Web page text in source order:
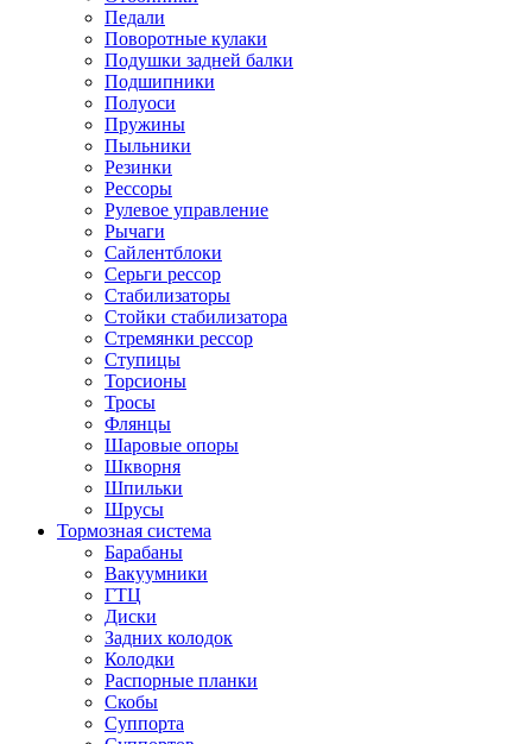
Педали
Поворотные кулаки
Подушки задней балки
Подшипники
Полуоси
Пружины
Пыльники
Резинки
Рессоры
Рулевое управление
Рычаги
Сайлентблоки
Серьги рессор
Стабилизаторы
Стойки стабилизатора
Стремянки рессор
Ступицы
Торсионы
Тросы
Флянцы
Шаровые опоры
Шкворня
Шпильки
Шрусы
Тормозная система
Барабаны
Вакуумники
ГТЦ
Диски
Задних колодок
Колодки
Распорные планки
Скобы
Суппорта